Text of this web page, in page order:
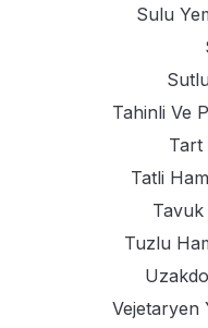
Sulu
Tahinli Ve
Tart
Tatli
Tavuk
Tuzlu
Vejetaryen